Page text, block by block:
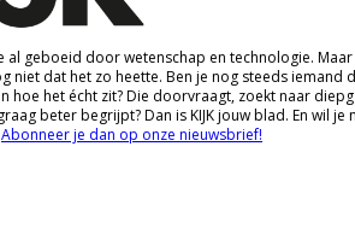
al geboeid door wetenschap en technologie. Maar
niet dat het zo heette. Ben je nog steeds iemand
hoe het écht zit? Die doorvraagt, zoekt naar
beter begrijpt? Dan is KIJK jouw blad. En wil je
Abonneer je dan op onze nieuwsbrief!